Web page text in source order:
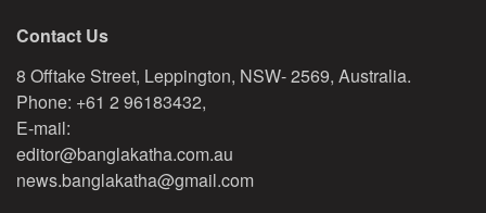
Contact Us
8 Offtake Street, Leppington, NSW- 2569, Australia.
Phone: +61 2 96183432,
E-mail:
editor@banglakatha.com.au
news.banglakatha@gmail.com